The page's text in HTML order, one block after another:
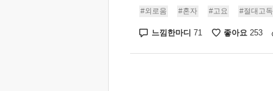
#외로움 #혼자 #고요 #절대고독
느낌한마디 71 좋아요 253